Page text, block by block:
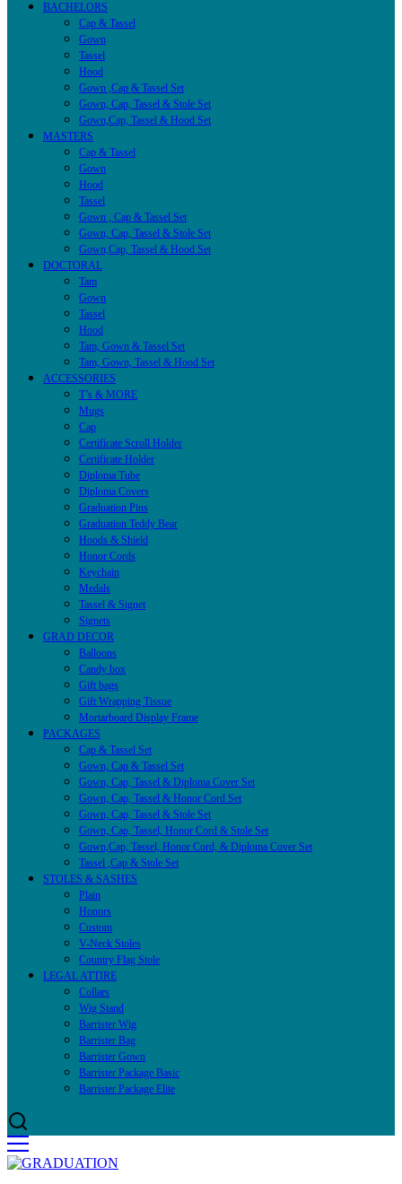
BACHELORS
Cap & Tassel
Gown
Tassel
Hood
Gown ,Cap & Tassel Set
Gown, Cap, Tassel & Stole Set
Gown,Cap, Tassel & Hood Set
MASTERS
Cap & Tassel
Gown
Hood
Tassel
Gown , Cap & Tassel Set
Gown, Cap, Tassel & Stole Set
Gown,Cap, Tassel & Hood Set
DOCTORAL
Tam
Gown
Tassel
Hood
Tam, Gown & Tassel Set
Tam, Gown, Tassel & Hood Set
ACCESSORIES
T’s & MORE
Mugs
Cap
Certificate Scroll Holder
Certificate Holder
Diploma Tube
Diploma Covers
Graduation Pins
Graduation Teddy Bear
Hoods & Shield
Honor Cords
Keychain
Medals
Tassel & Signet
Signets
GRAD DECOR
Balloons
Candy box
Gift bags
Gift Wrapping Tissue
Mortarboard Display Frame
PACKAGES
Cap & Tassel Set
Gown, Cap & Tassel Set
Gown, Cap, Tassel & Diploma Cover Set
Gown, Cap, Tassel & Honor Cord Set
Gown, Cap, Tassel & Stole Set
Gown, Cap, Tassel, Honor Cord & Stole Set
Gown,Cap, Tassel, Honor Cord, & Diploma Cover Set
Tassel ,Cap & Stole Set
STOLES & SASHES
Plain
Honors
Custom
V-Neck Stoles
Country Flag Stole
LEGAL ATTIRE
Collars
Wig Stand
Barrister Wig
Barrister Bag
Barrister Gown
Barrister Package Basic
Barrister Package Elite